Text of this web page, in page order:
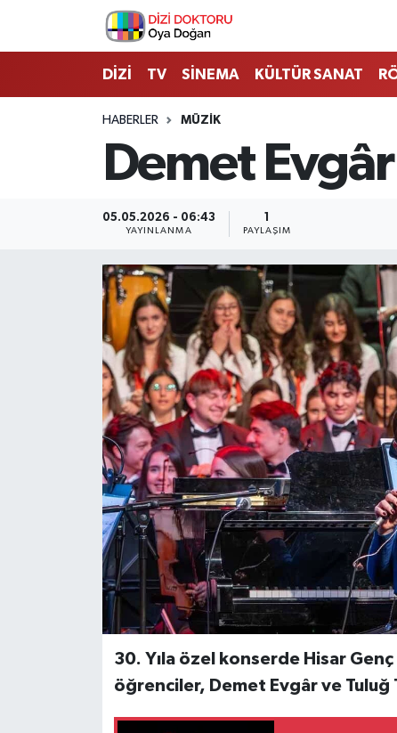
DİZİ TV SİNEMA KÜLTÜR SANAT
HABERLER MÜZİK
Demet
05.05.2026 - 06:43
YAYINLANMA PAYLAŞIM
30. Yıla özel konserde Hisar
öğrenciler, Demet Evgâr ve Tuluğ
İstanbul Nöbetçi Eczaneler
İstanbul Hava Durumu
İstanbul Namaz Vakitleri
Tüm Manşetler
Son Dakika Haberleri
Haber Arşivi